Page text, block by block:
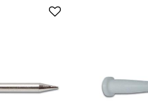
Add to favorites